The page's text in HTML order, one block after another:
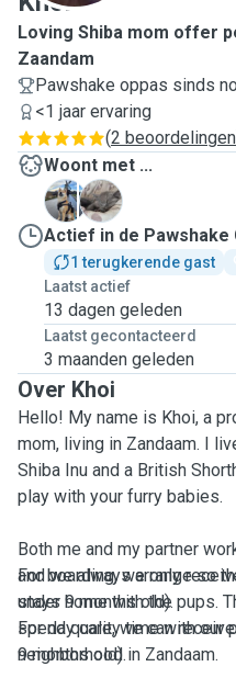
Loving Shiba mom offer
Zaandam
Pawshake oppas sinds
<1 jaar ervaring
(2 beoordelingen
Woont met ...
K
M
Actief in de Pawshake
1 terugkerende gast
Laatst actief
13 dagen geleden
Laatst gecontacteerd
3 maanden geleden
Over Khoi
Hello! My name is Khoi, a
mom, living in Zandaam. I
Shiba Inu and a British
play with your furry babies.
Both me and my partner
and we always arrange so
stays home with the pups.
spend quality time with our
neighborhood in Zandaam.
For boarding, we only
under 9 months old).
For day care, we can
9 months old).